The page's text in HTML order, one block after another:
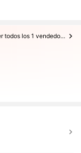
Ver todos los 1 vendedores